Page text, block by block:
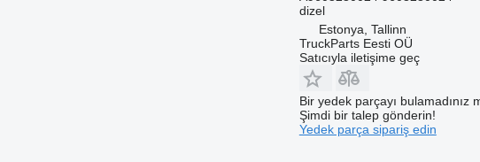
dizel
Estonya, Tallinn
TruckParts Eesti OÜ
Satıcıyla iletişime geç
Bir yedek parçayı bulamadınız
Şimdi bir talep gönderin!
Yedek parça sipariş edin